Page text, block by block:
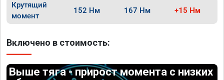
Крутящий
момент
152 Нм 167 Нм +15 Нм
Включено в стоимость:
Выше тяга - прирост момента с низких